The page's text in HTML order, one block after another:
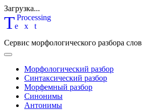
Загрузка...
Text
Processing
Сервис морфологического разбора слов
Морфологический разбор
Синтаксический разбор
Морфемный разбор
Синонимы
Антонимы